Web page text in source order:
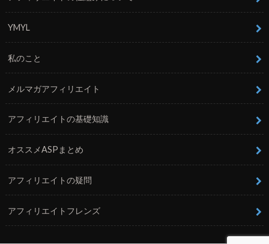
YMYL
私のこと
メルマガアフィリエイト
アフィリエイトの基礎知識
オススメASPまとめ
アフィリエイトの疑問
アフィリエイトフレンズ